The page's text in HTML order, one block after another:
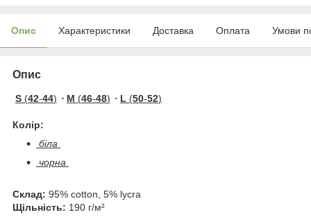
Опис Характеристики Доставка Оплата Умови
Опис
S (42-44) ・ M (46-48) ・ L (50-52)
Колір:
біла
чорна
Склад: 95% cotton, 5% lycra
Щільність: 190 г/м²